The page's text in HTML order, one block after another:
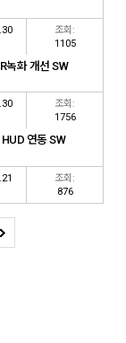
조회:
1105
녹화 개선 SW
조회:
1756
연동 SW
조회:
876